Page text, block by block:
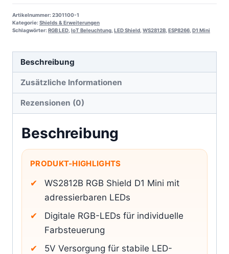
Artikelnummer:2301100-1
Kategorie:Shields & Erweiterungen
Schlagwörter:RGB LED IoT Beleuchtung LED Shield WS2812B ESP8266 D1 Mini
Beschreibung
Zusätzliche Informationen
Rezensionen (0)
Beschreibung
PRODUKT-HIGHLIGHTS
WS2812B RGB Shield D1 Mini mit
adressierbaren LEDs
Digitale RGB-LEDs für individuelle
Farbsteuerung
5V Versorgung für stabile LED-